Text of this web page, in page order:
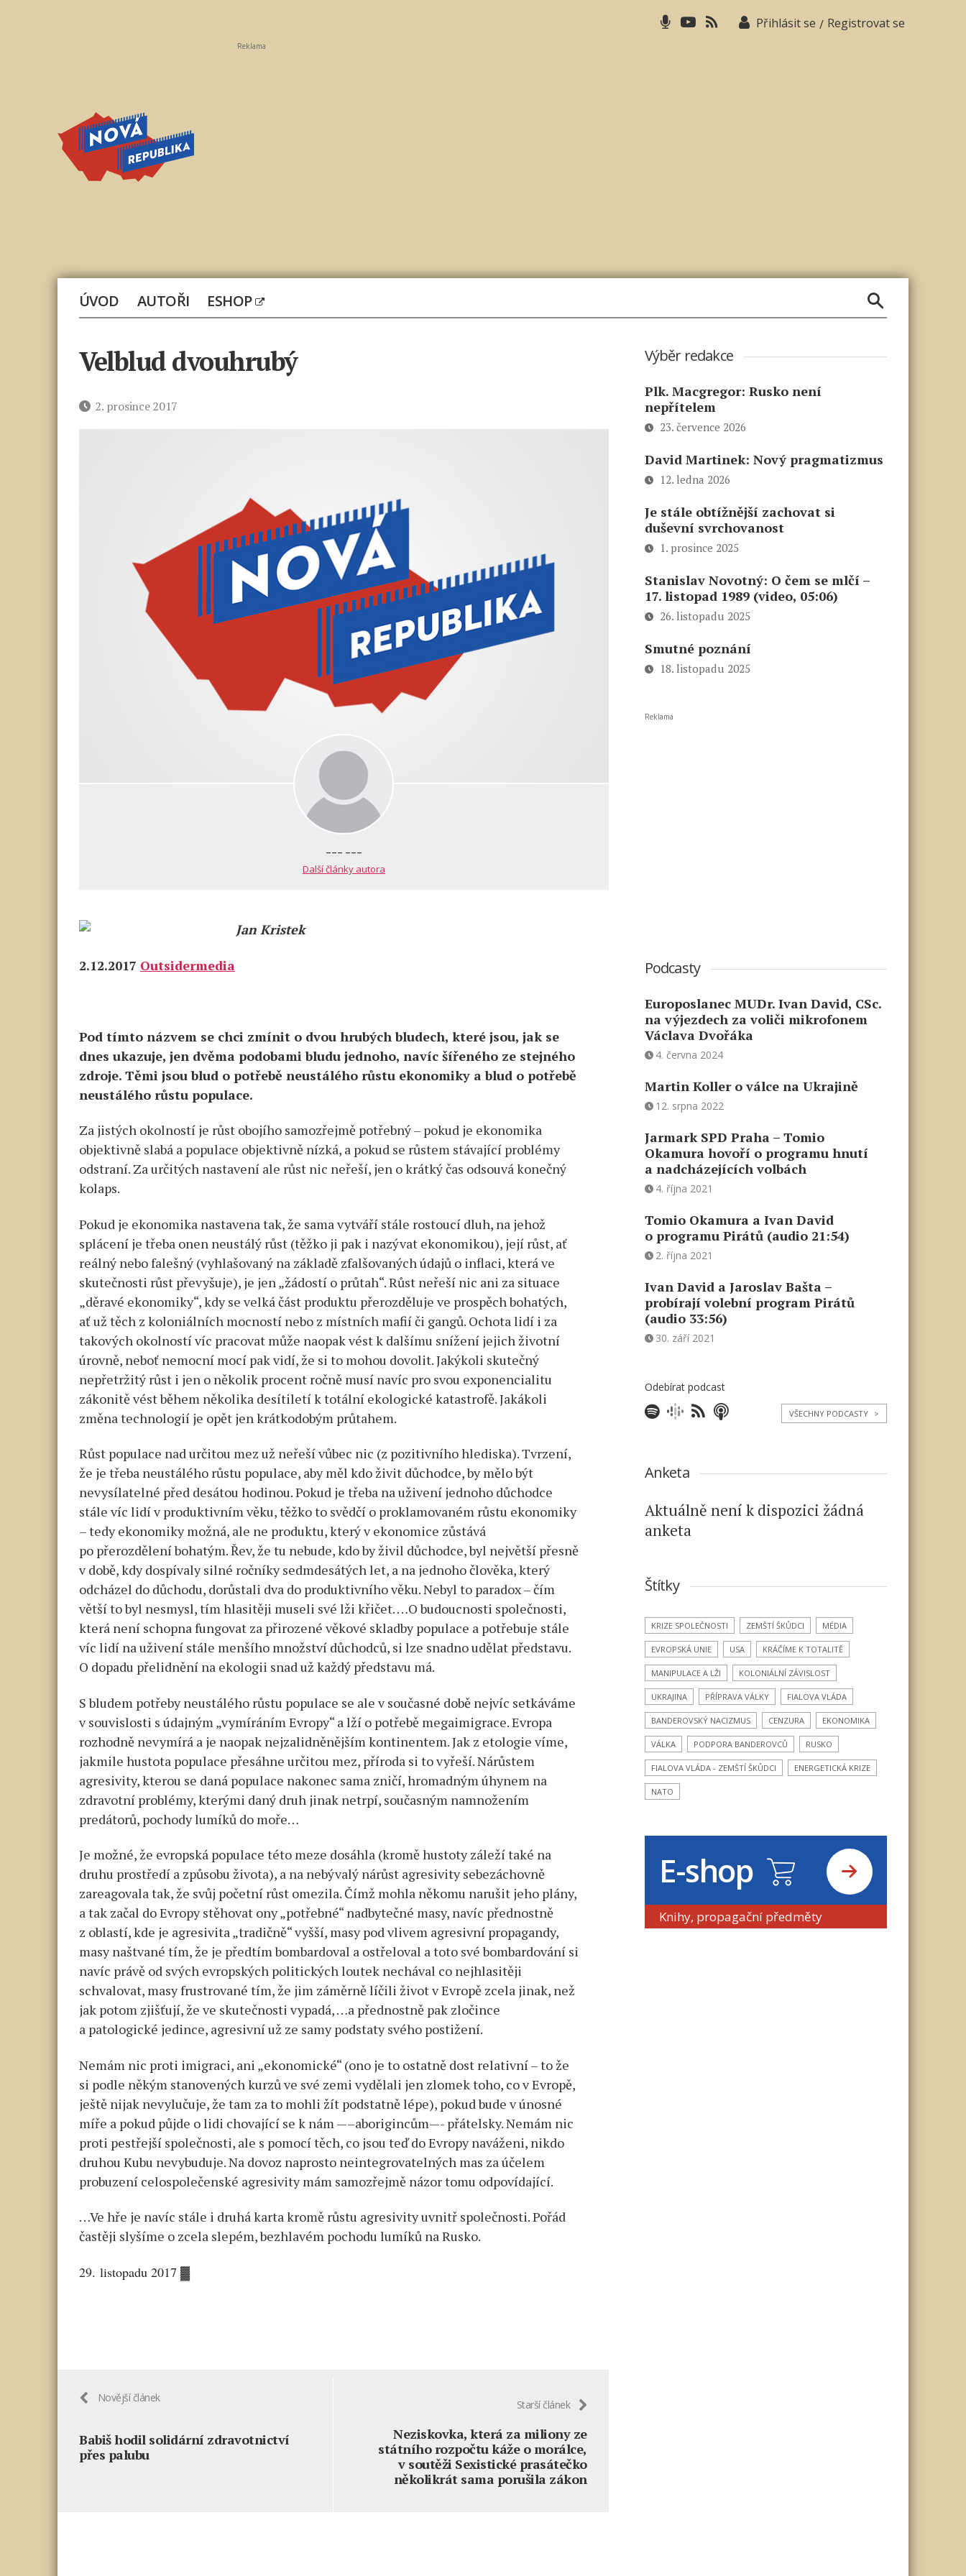
Přihlásit se / Registrovat se
Reklama
ÚVOD AUTOŘI ESHOP
Velblud dvouhrubý
Datum2. prosince 2017
--- ---
Další články autora
Jan Kristek
2.12.2017 Outsidermedia
Pod tímto názvem se chci zmínit o dvou hrubých bludech, které jsou, jak se
dnes ukazuje, jen dvěma podobami bludu jednoho, navíc šířeného ze stejného
zdroje. Těmi jsou blud o potřebě neustálého růstu ekonomiky a blud o potřebě
neustálého růstu populace.
Za jistých okolností je růst obojího samozřejmě potřebný – pokud je ekonomika
objektivně slabá a populace objektivně nízká, a pokud se růstem stávající problémy
odstraní. Za určitých nastavení ale růst nic neřeší, jen o krátký čas odsouvá konečný
kolaps.
Pokud je ekonomika nastavena tak, že sama vytváří stále rostoucí dluh, na jehož
splácení je třeba onen neustálý růst (těžko ji pak i nazývat ekonomikou), její růst, ať
reálný nebo falešný (vyhlašovaný na základě zfalšovaných údajů o inflaci, která ve
skutečnosti růst převyšuje), je jen „žádostí o průtah“. Růst neřeší nic ani za situace
„děravé ekonomiky“, kdy se velká část produktu přerozděluje ve prospěch bohatých,
ať už těch z koloniálních mocností nebo z místních mafií či gangů. Ochota lidí i za
takových okolností víc pracovat může naopak vést k dalšímu snížení jejich životní
úrovně, neboť nemocní mocí pak vidí, že si to mohou dovolit. Jakýkoli skutečný
nepřetržitý růst i jen o několik procent ročně musí navíc pro svou exponencialitu
zákonitě vést během několika desítiletí k totální ekologické katastrofě. Jakákoli
změna technologií je opět jen krátkodobým průtahem.
Růst populace nad určitou mez už neřeší vůbec nic (z pozitivního hlediska). Tvrzení,
že je třeba neustálého růstu populace, aby měl kdo živit důchodce, by mělo být
nevysílatelné před desátou hodinou. Pokud je třeba na uživení jednoho důchodce
stále víc lidí v produktivním věku, těžko to svědčí o proklamovaném růstu ekonomiky
– tedy ekonomiky možná, ale ne produktu, který v ekonomice zůstává
po přerozdělení bohatým. Řev, že tu nebude, kdo by živil důchodce, byl největší přesně
v době, kdy dospívaly silné ročníky sedmdesátých let, a na jednoho člověka, který
odcházel do důchodu, dorůstali dva do produktivního věku. Nebyl to paradox – čím
větší to byl nesmysl, tím hlasitěji museli své lži křičet. …O budoucnosti společnosti,
která není schopna fungovat za přirozené věkové skladby populace a potřebuje stále
víc lidí na uživení stále menšího množství důchodců, si lze snadno udělat představu.
O dopadu přelidnění na ekologii snad už každý představu má.
S bludem potřeby neustálého růstu populace se ale v současné době nejvíc setkáváme
v souvislosti s údajným „vymíráním Evropy“ a lží o potřebě megaimigrace. Evropa
rozhodně nevymírá a je naopak nejzalidněnějším kontinentem. Jak z etologie víme,
jakmile hustota populace přesáhne určitou mez, příroda si to vyřeší. Nárůstem
agresivity, kterou se daná populace nakonec sama zničí, hromadným úhynem na
zdravotní problémy, kterými daný druh jinak netrpí, současným namnožením
predátorů, pochody lumíků do moře…
Je možné, že evropská populace této meze dosáhla (kromě hustoty záleží také na
druhu prostředí a způsobu života), a na nebývalý nárůst agresivity sebezáchovně
zareagovala tak, že svůj početní růst omezila. Čímž mohla někomu narušit jeho plány,
a tak začal do Evropy stěhovat ony „potřebné“ nadbytečné masy, navíc přednostně
z oblastí, kde je agresivita „tradičně“ vyšší, masy pod vlivem agresivní propagandy,
masy naštvané tím, že je předtím bombardoval a ostřeloval a toto své bombardování si
navíc právě od svých evropských politických loutek nechával co nejhlasitěji
schvalovat, masy frustrované tím, že jim záměrně líčili život v Evropě zcela jinak, než
jak potom zjišťují, že ve skutečnosti vypadá, …a přednostně pak zločince
a patologické jedince, agresivní už ze samy podstaty svého postižení.
Nemám nic proti imigraci, ani „ekonomické“ (ono je to ostatně dost relativní – to že
si podle někým stanovených kurzů ve své zemi vydělali jen zlomek toho, co v Evropě,
ještě nijak nevylučuje, že tam za to mohli žít podstatně lépe), pokud bude v únosné
míře a pokud půjde o lidi chovající se k nám —–aborigincům—- přátelsky. Nemám nic
proti pestřejší společnosti, ale s pomocí těch, co jsou teď do Evropy naváženi, nikdo
druhou Kubu nevybuduje. Na dovoz naprosto neintegrovatelných mas za účelem
probuzení celospolečenské agresivity mám samozřejmě názor tomu odpovídající.
…Ve hře je navíc stále i druhá karta kromě růstu agresivity uvnitř společnosti. Pořád
častěji slyšíme o zcela slepém, bezhlavém pochodu lumíků na Rusko.
29. listopadu 2017 ▓
Novější článek
Babiš hodil solidární zdravotnictví
přes palubu
Starší článek
Neziskovka, která za miliony ze
státního rozpočtu káže o morálce,
v soutěži Sexistické prasátečko
několikrát sama porušila zákon
Výběr redakce
Plk. Macgregor: Rusko není
nepřítelem
23. července 2026
David Martinek: Nový pragmatizmus
12. ledna 2026
Je stále obtížnější zachovat si
duševní svrchovanost
1. prosince 2025
Stanislav Novotný: O čem se mlčí –
17. listopad 1989 (video, 05:06)
26. listopadu 2025
Smutné poznání
18. listopadu 2025
Reklama
Podcasty
Europoslanec MUDr. Ivan David, CSc.
na výjezdech za voliči mikrofonem
Václava Dvořáka
4. června 2024
Martin Koller o válce na Ukrajině
12. srpna 2022
Jarmark SPD Praha – Tomio
Okamura hovoří o programu hnutí
a nadcházejících volbách
4. října 2021
Tomio Okamura a Ivan David
o programu Pirátů (audio 21:54)
2. října 2021
Ivan David a Jaroslav Bašta –
probírají volební program Pirátů
(audio 33:56)
30. září 2021
Odebírat podcast
VŠECHNY PODCASTY >
Anketa
Aktuálně není k dispozici žádná
anketa
Štítky
KRIZE SPOLEČNOSTI ZEMŠTÍ ŠKŮDCI MÉDIA
EVROPSKÁ UNIE USA KRÁČÍME K TOTALITĚ
MANIPULACE A LŽI KOLONIÁLNÍ ZÁVISLOST
UKRAJINA PŘÍPRAVA VÁLKY FIALOVA VLÁDA
BANDEROVSKÝ NACIZMUS CENZURA EKONOMIKA
VÁLKA PODPORA BANDEROVCŮ RUSKO
FIALOVA VLÁDA - ZEMŠTÍ ŠKŮDCI ENERGETICKÁ KRIZE
NATO
E-shop
Knihy, propagační předměty